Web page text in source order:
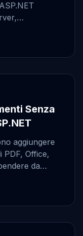
Senza
aggiungere
PDF, Office,
da